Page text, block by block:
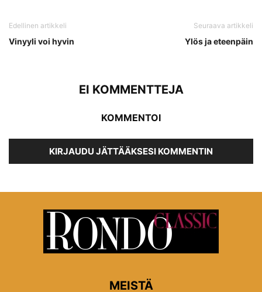
Edellinen artikkeli
Vinyyli voi hyvin
Seuraava artikkeli
Ylös ja eteenpäin
EI KOMMENTTEJA
KOMMENTOI
KIRJAUDU JÄTTÄÄKSESI KOMMENTIN
MEISTÄ